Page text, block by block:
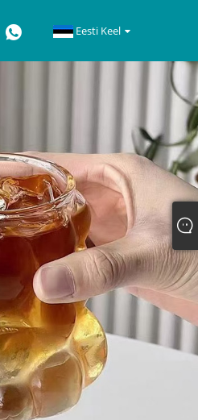
Eesti Keel